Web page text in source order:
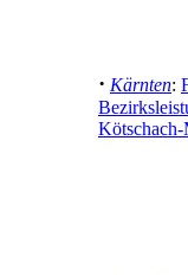
· Kärnten: